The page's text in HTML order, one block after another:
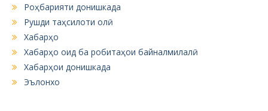
Роҳбарияти донишкада
Рушди таҳсилоти олӣ
Хабарҳо
Хабарҳо оид ба робитаҳои байналмилалӣ
Хабарҳои донишкада
Эълонхо